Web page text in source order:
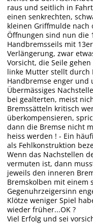
raus und seitlich in
einen senkrechten,
kleinen Griffmulde nach
Öffnungen sind nun die
Handbremsseils mit
Verlängerung, zwar
Vorsicht, die Seile
linke Mutter stellt durch
Handbremse enger und
Übermässiges
bei gealterten, meist
Bremssätteln kritisch
überkompensieren,
dann die Bremse nicht
heiss werden ! - Ein
als Fehlkonstruktion
Wenn das Nachstellen
vermuten ist, dann
jeweils den inneren
Bremskolben mit einem
Gegenuhrzeigersinn
Klötze weniger Spiel
wieder früher...OK ?
Viel Erfolg und sei